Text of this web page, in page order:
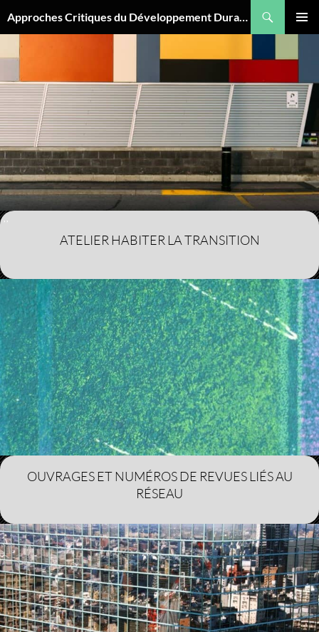
au
Approches Critiques du Développement Durable
,
ATELIER HABITER LA TRANSITION
OUVRAGES ET NUMÉROS DE REVUES LIÉS AU
RÉSEAU